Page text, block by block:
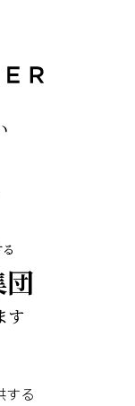
す
する